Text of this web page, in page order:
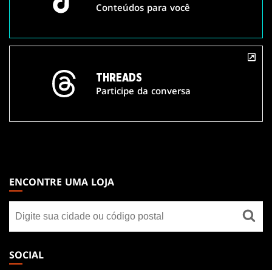
Conteúdos para você
THREADS
Participe da conversa
THE
GATHERING
FOOTER
ENCONTRE UMA LOJA
uma
loja
SOCIAL